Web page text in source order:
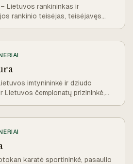
Lietuvos rankininkas ir
rankinio teisėjas, teisėjavęs
imtynininkė ir dziudo
Lietuvos čempionatų prizininkė,
karatė sportininkė, pasaulio